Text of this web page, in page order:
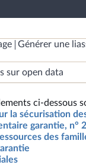
Générer une
sur open data
ci-dessous
la sécurisation
garantie, n°
des